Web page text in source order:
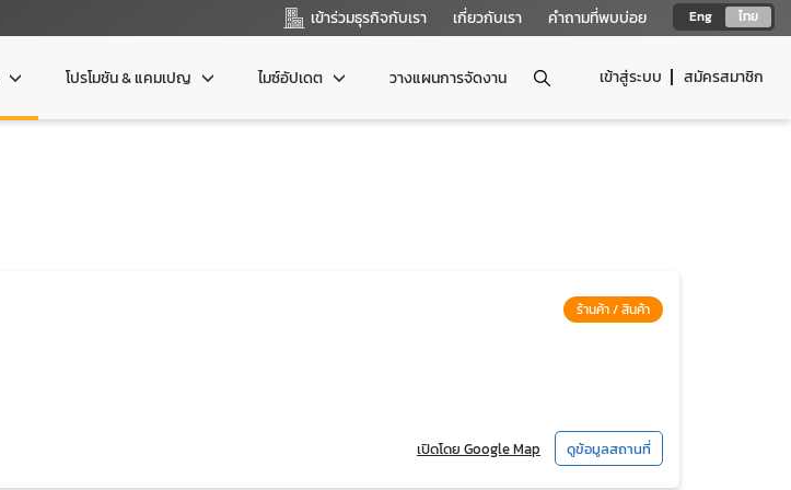
Eng ไทย
เข้าร่วมธุรกิจกับเรา เกี่ยวกับเรา คำถามที่พบบ่อย
เข้าสู่ระบบ สมัครสมาชิก
โปรโมชัน & แคมเปญ ไมซ์อัปเดต วางแผนการจัดงาน
ร้านค้า / สินค้า
เปิดโดย Google Map ดูข้อมูลสถานที่